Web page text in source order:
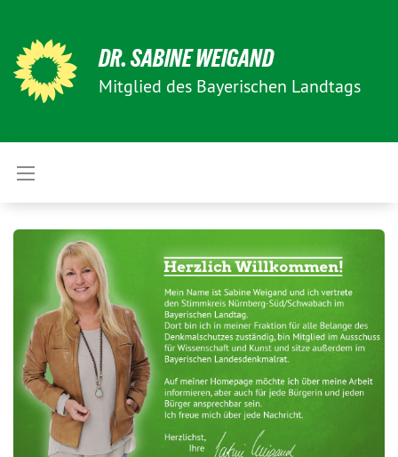
DR. SABINE WEIGAND
Mitglied des Bayerischen Landtags